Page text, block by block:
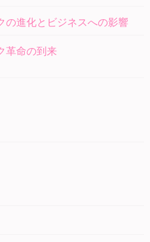
の進化とビジネスへの影響
革命の到来